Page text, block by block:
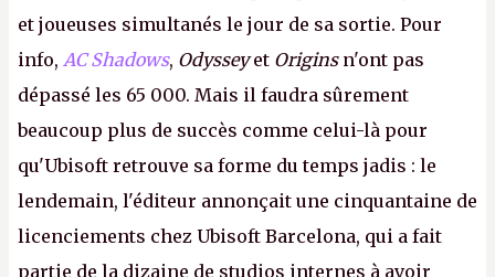
et joueuses simultanés le jour de sa sortie. Pour
info, AC Shadows, Odysseyet Originsn'ont pas
dépassé les 65 000. Mais il faudra sûrement
beaucoup plus de succès comme celui-là pour
qu'Ubisoft retrouve sa forme du temps jadis : le
lendemain, l'éditeur annonçait une cinquantaine de
licenciements chez Ubisoft Barcelona, qui a fait
partie de la dizaine de studios internes à avoir